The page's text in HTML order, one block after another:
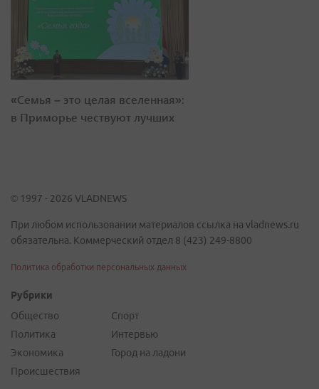
«Семья – это целая вселенная»:
в Приморье чествуют лучших
© 1997 - 2026 VLADNEWS
При любом использовании материалов ссылка на vladnews.ru
обязательна. Коммерческий отдел 8 (423) 249-8800
Политика обработки персональных данных
Рубрики
Общество
Политика
Экономика
Происшествия
Спорт
Интервью
Город на ладони